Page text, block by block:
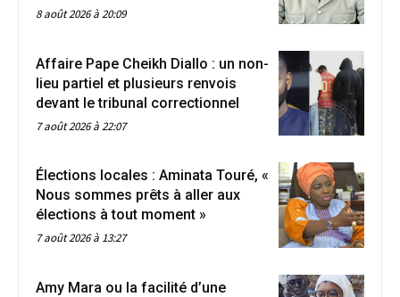
8 août 2026 à 20:09
Affaire Pape Cheikh Diallo : un non-
lieu partiel et plusieurs renvois
devant le tribunal correctionnel
7 août 2026 à 22:07
Élections locales : Aminata Touré, «
Nous sommes prêts à aller aux
élections à tout moment »
7 août 2026 à 13:27
Amy Mara ou la facilité d’une